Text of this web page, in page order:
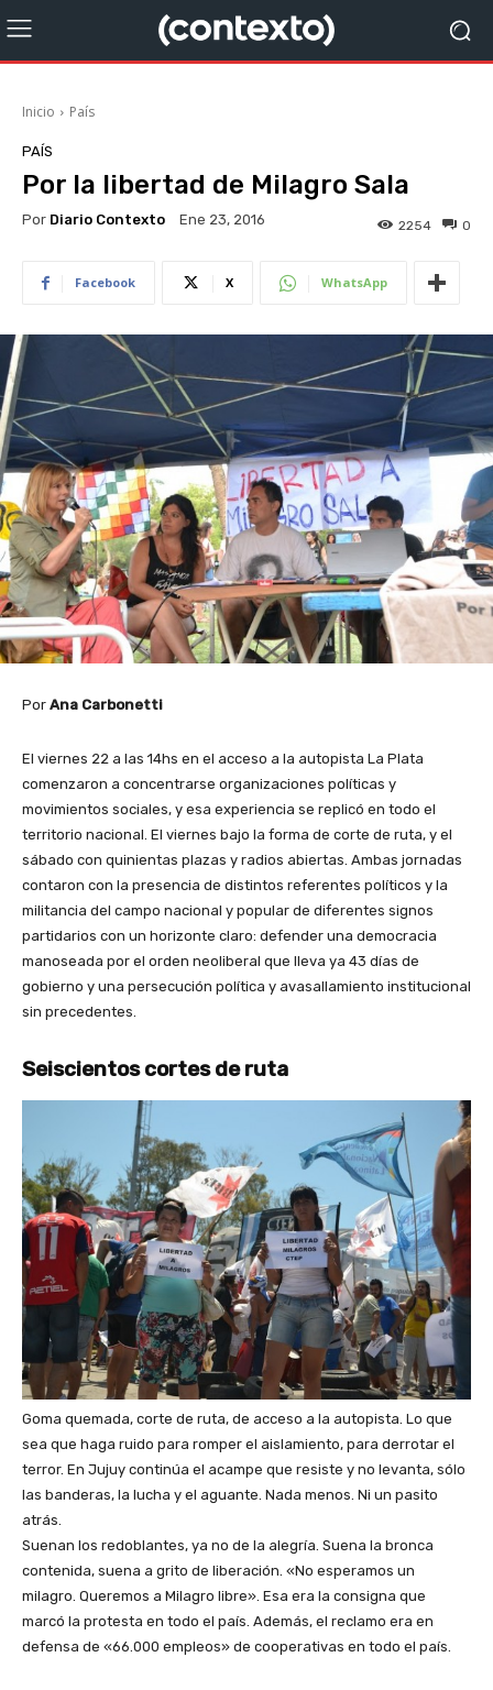
Inicio País
PAÍS
Por la libertad de Milagro Sala
Por Diario Contexto Ene 23, 2016 0
2254
Facebook X WhatsApp
Por Ana Carbonetti
El viernes 22 a las 14hs en el acceso a la autopista La Plata
comenzaron a concentrarse organizaciones políticas y
movimientos sociales, y esa experiencia se replicó en todo el
territorio nacional. El viernes bajo la forma de corte de ruta, y el
sábado con quinientas plazas y radios abiertas. Ambas jornadas
contaron con la presencia de distintos referentes políticos y la
militancia del campo nacional y popular de diferentes signos
partidarios con un horizonte claro: defender una democracia
manoseada por el orden neoliberal que lleva ya 43 días de
gobierno y una persecución política y avasallamiento institucional
sin precedentes.
Seiscientos cortes de ruta
Goma quemada, corte de ruta, de acceso a la autopista. Lo que
sea que haga ruido para romper el aislamiento, para derrotar el
terror. En Jujuy continúa el acampe que resiste y no levanta, sólo
las banderas, la lucha y el aguante. Nada menos. Ni un pasito
atrás.
Suenan los redoblantes, ya no de la alegría. Suena la bronca
contenida, suena a grito de liberación. «No esperamos un
milagro. Queremos a Milagro libre». Esa era la consigna que
marcó la protesta en todo el país. Además, el reclamo era en
defensa de «66.000 empleos» de cooperativas en todo el país.